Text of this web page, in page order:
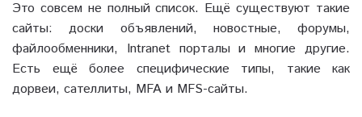
Это совсем не полный список. Ещё существуют такие
сайты: доски объявлений, новостные, форумы,
файлообменники, Intranet порталы и многие другие.
Есть ещё более специфические типы, такие как
дорвеи, сателлиты, MFA и MFS-сайты.